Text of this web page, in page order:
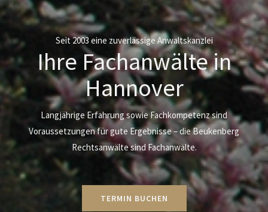
Seit 2003 eine zuverlässige Anwaltskanzlei
Ihre Fachanwälte in
Hannover
Langjährige Erfahrung sowie Fachkompetenz sind
Voraussetzungen für gute Ergebnisse – die Beukenberg
Rechtsanwälte sind Fachanwälte.
TERMIN BUCHEN